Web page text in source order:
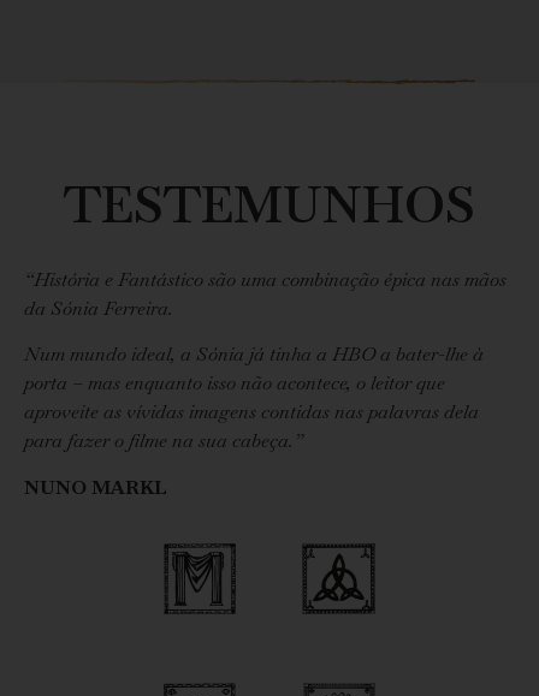
TESTEMUNHOS
“História e Fantástico são uma combinação épica nas mãos
da Sónia Ferreira.
Num mundo ideal, a Sónia já tinha a HBO a bater-lhe à
porta – mas enquanto isso não acontece, o leitor que
aproveite as vívidas imagens contidas nas palavras dela
para fazer o filme na sua cabeça.”
NUNO MARKL